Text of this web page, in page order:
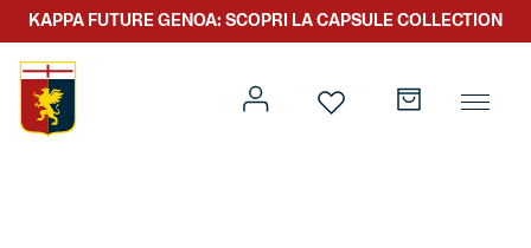
KAPPA FUTURE GENOA: SCOPRI LA CAPSULE COLLECTION